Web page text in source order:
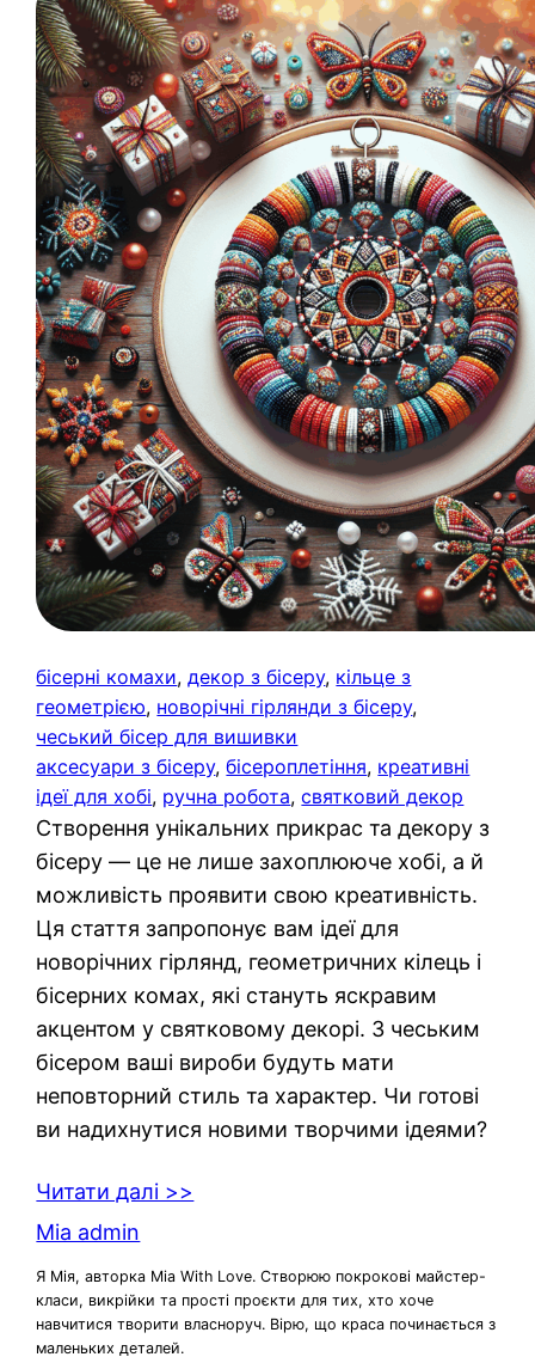
бісерні комахи, декор з бісеру, кільце з
геометрією, новорічні гірлянди з бісеру
чеський бісер для вишивки
аксесуари з бісеру, бісероплетіння, креативні
ідеї для хобі, ручна робота, святковий декор
Створення унікальних прикрас та декору з
бісеру — це не лише захоплююче хобі, а й
можливість проявити свою креативність.
Ця стаття запропонує вам ідеї для
новорічних гірлянд, геометричних кілець і
бісерних комах, які стануть яскравим
акцентом у святковому декорі. З чеським
бісером ваші вироби будуть мати
неповторний стиль та характер. Чи готові
ви надихнутися новими творчими ідеями?
Читати далі >>
Mia admin
Я Мія, авторка Mia With Love. Створюю покрокові майстер-
класи, викрійки та прості проєкти для тих, хто хоче
навчитися творити власноруч. Вірю, що краса починається з
маленьких деталей.